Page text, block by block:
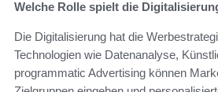
Welche Rolle spielt die
Die Digitalisierung hat die
Technologien wie Datenanalyse,
programmatic Advertising können